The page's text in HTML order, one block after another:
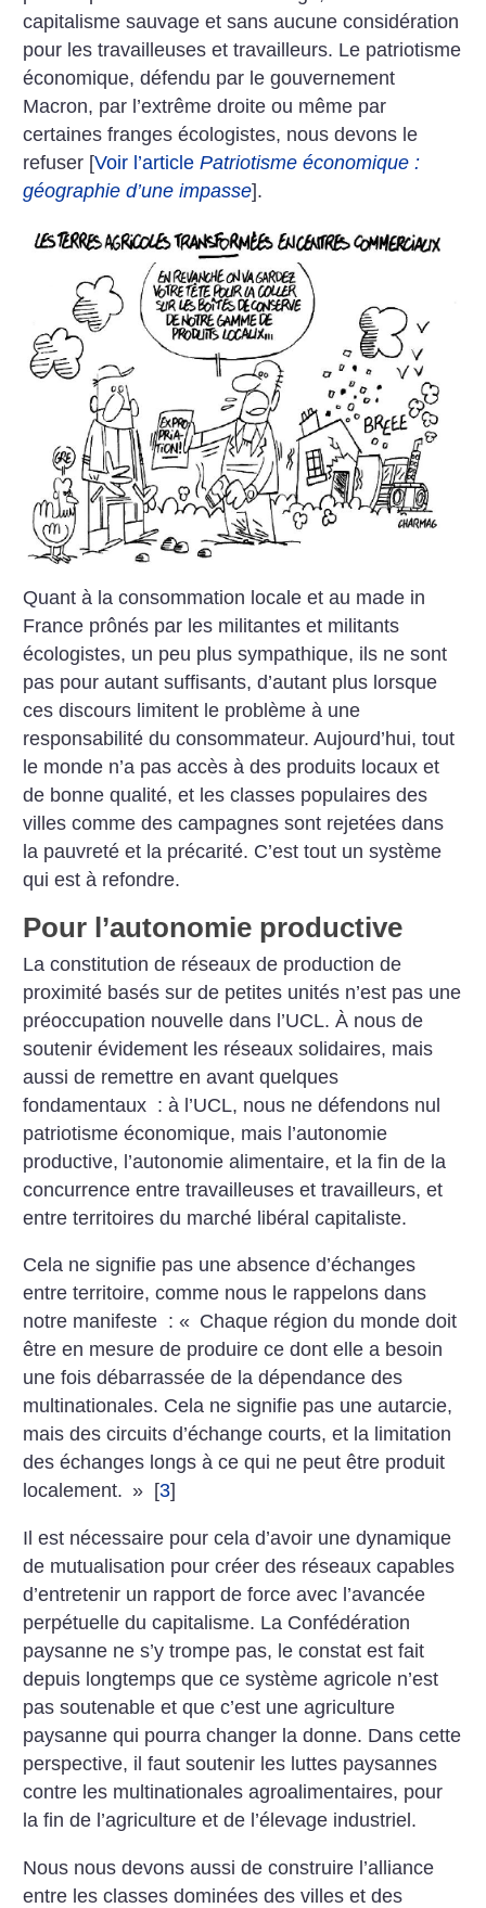
capitalisme sauvage et sans aucune considération
pour les travailleuses et travailleurs. Le patriotisme
économique, défendu par le gouvernement
Macron, par l’extrême droite ou même par
certaines franges écologistes, nous devons le
refuser [Voir l’articlePatriotisme économique :
géographie d’une impasse].
Quant à la consommation locale et au made in
France prônés par les militantes et militants
écologistes, un peu plus sympathique, ils ne sont
pas pour autant suffisants, d’autant plus lorsque
ces discours limitent le problème à une
responsabilité du consommateur. Aujourd’hui, tout
le monde n’a pas accès à des produits locaux et
de bonne qualité, et les classes populaires des
villes comme des campagnes sont rejetées dans
la pauvreté et la précarité. C’est tout un système
qui est à refondre.
Pour l’autonomie productive
La constitution de réseaux de production de
proximité basés sur de petites unités n’est pas une
préoccupation nouvelle dans l’UCL. À nous de
soutenir évidement les réseaux solidaires, mais
aussi de remettre en avant quelques
fondamentaux : à l’UCL, nous ne défendons nul
patriotisme économique, mais l’autonomie
productive, l’autonomie alimentaire, et la fin de la
concurrence entre travailleuses et travailleurs, et
entre territoires du marché libéral capitaliste.
Cela ne signifie pas une absence d’échanges
entre territoire, comme nous le rappelons dans
notre manifeste : « Chaque région du monde doit
être en mesure de produire ce dont elle a besoin
une fois débarrassée de la dépendance des
multinationales. Cela ne signifie pas une autarcie,
mais des circuits d’échange courts, et la limitation
des échanges longs à ce qui ne peut être produit
localement. » [3]
Il est nécessaire pour cela d’avoir une dynamique
de mutualisation pour créer des réseaux capables
d’entretenir un rapport de force avec l’avancée
perpétuelle du capitalisme. La Confédération
paysanne ne s’y trompe pas, le constat est fait
depuis longtemps que ce système agricole n’est
pas soutenable et que c’est une agriculture
paysanne qui pourra changer la donne. Dans cette
perspective, il faut soutenir les luttes paysannes
contre les multinationales agroalimentaires, pour
la fin de l’agriculture et de l’élevage industriel.
Nous nous devons aussi de construire l’alliance
entre les classes dominées des villes et des